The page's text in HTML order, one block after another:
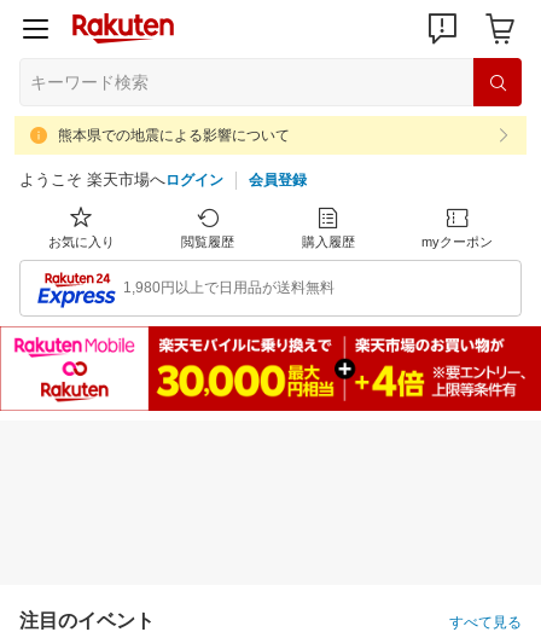
熊本県での地震による影響について
ようこそ 楽天市場へログイン 会員登録
お気に入り 閲覧履歴 購入履歴 myクーポン
1,980円以上で日用品が送料無料
注目のイベント すべて見る